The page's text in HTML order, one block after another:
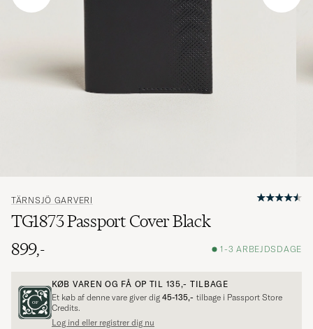
TÄRNSJÖ GARVERI
TG1873 Passport Cover Black
899,-
1-3 ARBEJDSDAGE
KØB VAREN OG FÅ OP TIL 135,- TILBAGE
Et køb af denne vare giver dig 45-135,- tilbage i Passport Store
Credits.
Log ind eller registrer dig nu